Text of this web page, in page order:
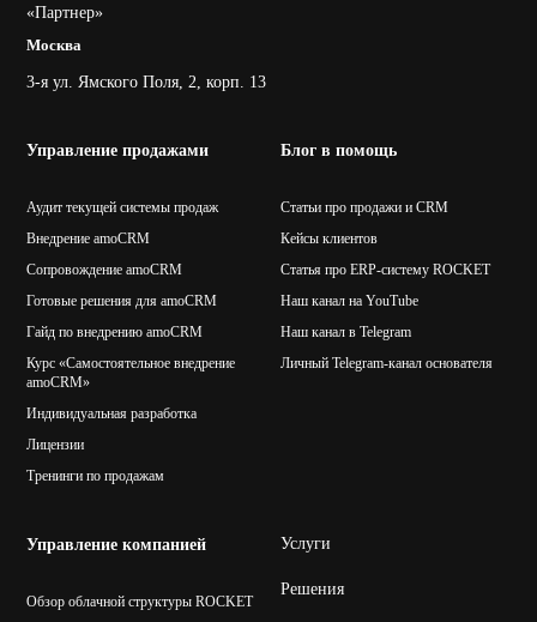
Управление продажами
Аудит текущей системы продаж
Внедрение amoCRM
Сопровождение amoCRM
Готовые решения для amoCRM
Гайд по внедрению amoCRM
Курс «Самостоятельное внедрение
amoCRM»
Индивидуальная разработка
Лицензии
Тренинги по продажам
Блог в помощь
Статьи про продажи и CRM
Кейсы клиентов
Статья про ERP-систему ROCKET
Наш канал на YouTube
Наш канал в Telegram
Личный Telegram-канал основателя
Управление компанией
Обзор облачной структуры ROCKET
«Партнер»
Москва
3-я ул. Ямского Поля, 2, корп. 13
Услуги
Решения